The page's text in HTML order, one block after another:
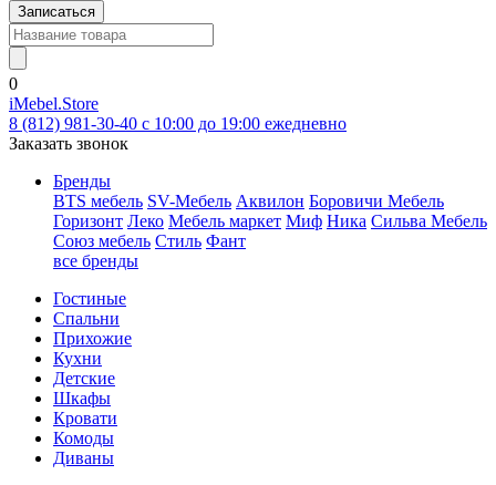
Записаться
0
iMebel.Store
8 (812) 981-30-40 c 10:00 до 19:00 ежедневно
Заказать звонок
Бренды
BTS мебель SV-Мебель Аквилон Боровичи Мебель
Горизонт Леко Мебель маркет Миф Ника Сильва Мебель
Союз мебель Стиль Фант
все бренды
Гостиные
Спальни
Прихожие
Кухни
Детские
Шкафы
Кровати
Комоды
Диваны